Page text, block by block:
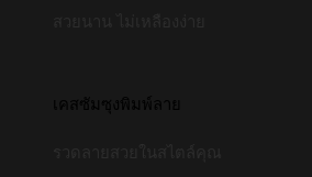
เคสซัมซุงพิมพ์ลาย